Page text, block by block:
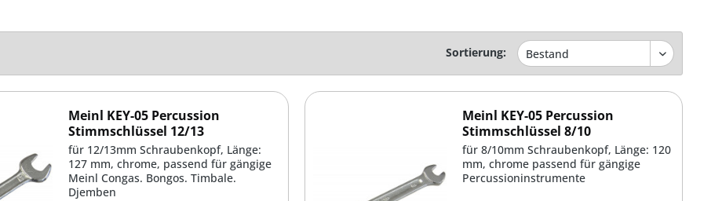
Sortierung:
Meinl KEY-05 Percussion
Stimmschlüssel 12/13
für 12/13mm Schraubenkopf, Länge:
127 mm, chrome, passend für gängige
Meinl Congas. Bongos. Timbale.
Djemben
Meinl KEY-05 Percussion
Stimmschlüssel 8/10
für 8/10mm Schraubenkopf, Länge: 120
mm, chrome passend für gängige
Percussioninstrumente